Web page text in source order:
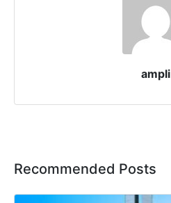
ampli
Recommended Posts